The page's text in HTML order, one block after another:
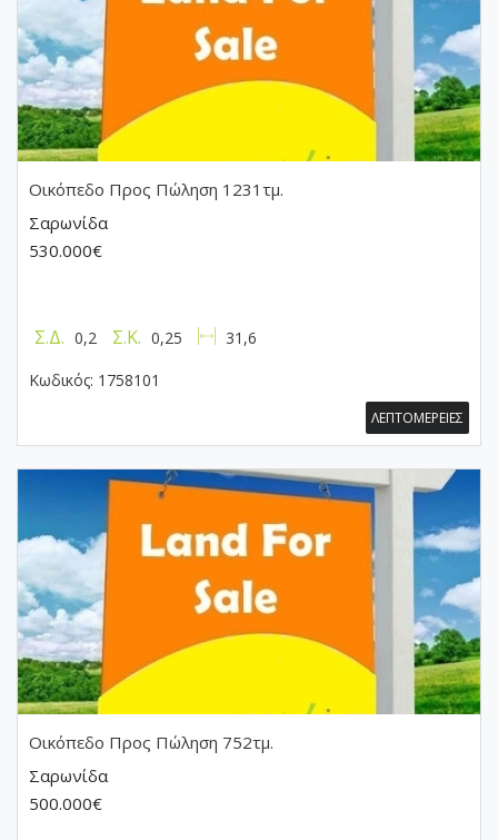
Οικόπεδο Προς Πώληση 1231τμ.
Σαρωνίδα
530.000€
Σ.Δ. 0,2 Σ.Κ. 0,25
31,6
Κωδικός: 1758101
ΛΕΠΤΟΜΕΡΕΙΕΣ
Οικόπεδο Προς Πώληση 752τμ.
Σαρωνίδα
500.000€